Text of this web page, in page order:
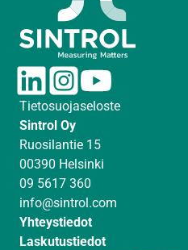
L
i
n
k
e
d
I
n
I
n
s
a
g
r
a
m
u
Tietosuojaseloste
Sintrol Oy
Ruosilantie 15
00390 Helsinki
09 5617 360
info@sintrol.com
Yhteystiedot
Laskutustiedot